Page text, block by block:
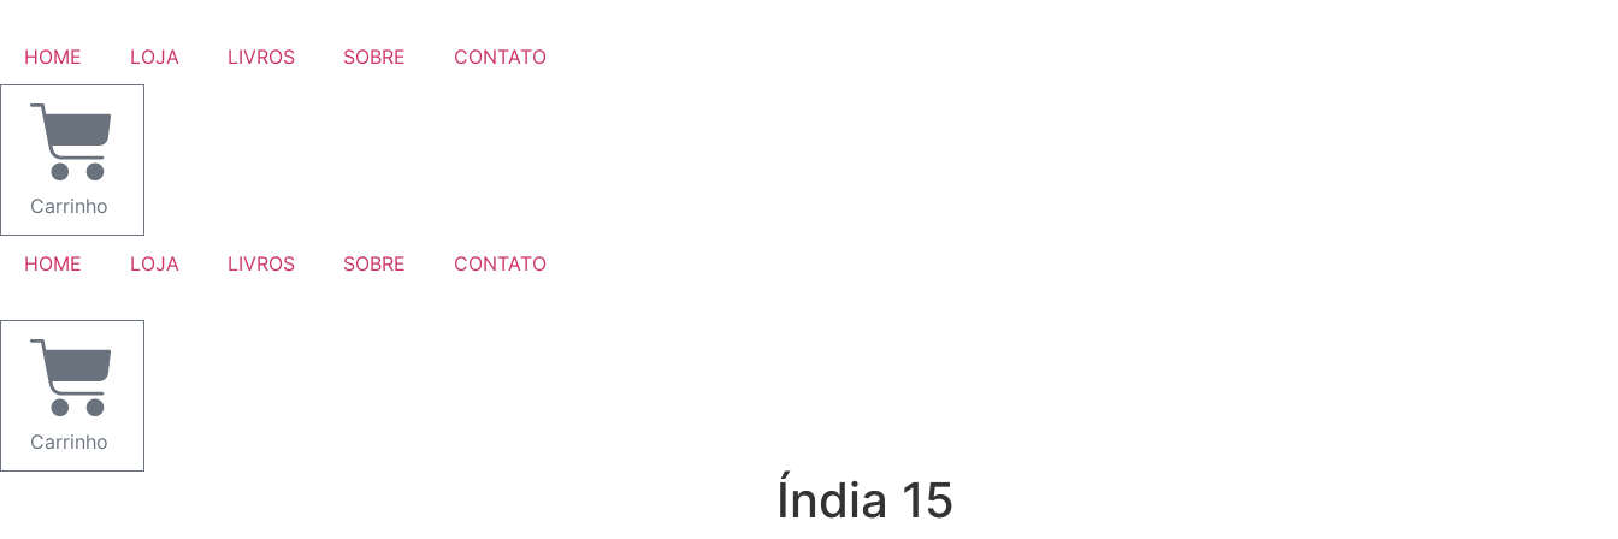
conteúdo
HOME LOJA LIVROS SOBRE CONTATO
Carrinho
HOME LOJA LIVROS SOBRE CONTATO
Carrinho
Índia 15